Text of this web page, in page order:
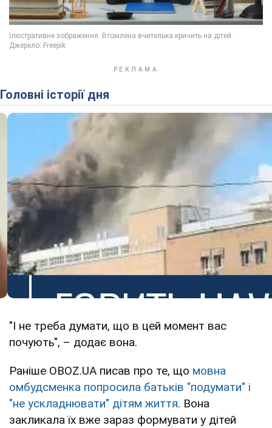
Головні історії дня
"І не треба думати, що в цей момент вас
почують", – додає вона.
Раніше OBOZ.UA писав про те, що мовна
омбудсменка попросила батьків "подумати" і
"не ускладнювати" дітям життя. Вона
закликала їх вже зараз формувати у дітей